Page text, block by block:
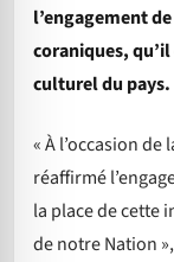
l’engagement
coraniques,
culturel du pays.
« À l’occasion
réaffirmé
la place de cette
de notre Nation